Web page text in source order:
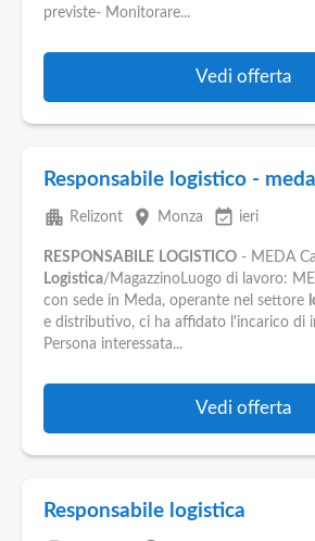
previste- Monitorare...
Vedi offerta
Responsabile logistico - meda
apartment Relizont place Monza event_available ieri
RESPONSABILE LOGISTICO - MEDA
Logistica/MagazzinoLuogo di lavoro:
con sede in Meda, operante nel settore
e distributivo, ci ha affidato l'incarico di
Persona interessata...
Vedi offerta
Responsabile logistica